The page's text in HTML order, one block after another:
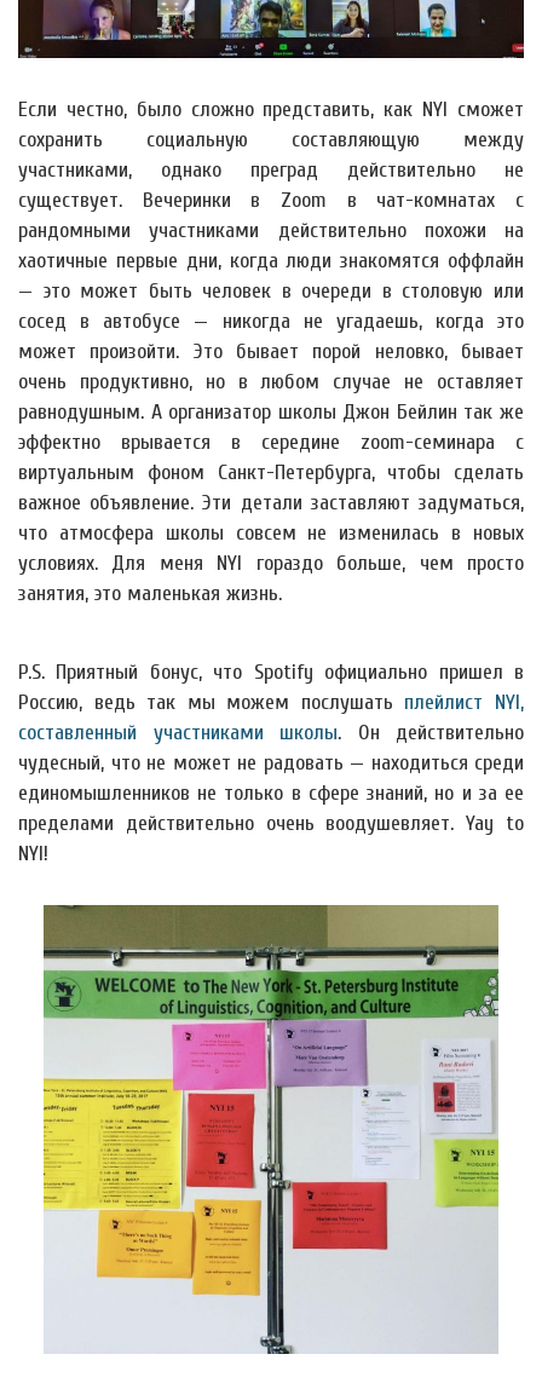
Если честно, было сложно представить, как NYI сможет
сохранить социальную составляющую между
участниками, однако преград действительно не
существует. Вечеринки в Zoom в чат-комнатах с
рандомными участниками действительно похожи на
хаотичные первые дни, когда люди знакомятся оффлайн
— это может быть человек в очереди в столовую или
сосед в автобусе — никогда не угадаешь, когда это
может произойти. Это бывает порой неловко, бывает
очень продуктивно, но в любом случае не оставляет
равнодушным. А организатор школы Джон Бейлин так же
эффектно врывается в середине zoom-семинара с
виртуальным фоном Санкт-Петербурга, чтобы сделать
важное объявление. Эти детали заставляют задуматься,
что атмосфера школы совсем не изменилась в новых
условиях. Для меня NYI гораздо больше, чем просто
занятия, это маленькая жизнь.
P.S. Приятный бонус, что Spotify официально пришел в
Россию, ведь так мы можем послушать плейлист NYI,
составленный участниками школы. Он действительно
чудесный, что не может не радовать — находиться среди
единомышленников не только в сфере знаний, но и за ее
пределами действительно очень воодушевляет. Yay to
NYI!